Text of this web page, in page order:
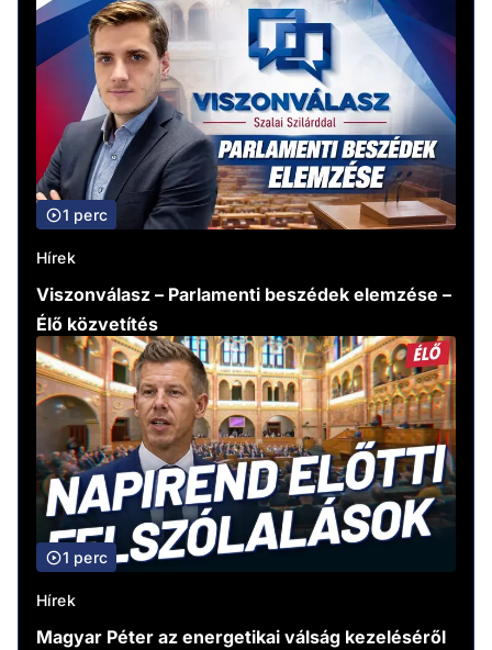
1 perc
Hírek
Viszonválasz – Parlamenti beszédek elemzése –
Élő közvetítés
1 perc
Hírek
Magyar Péter az energetikai válság kezeléséről